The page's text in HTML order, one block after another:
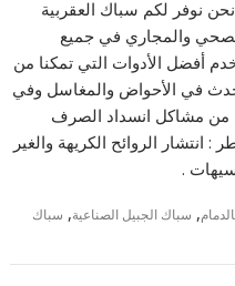
نحن نوفر لكم سباك العقربية
والمجاري في جميع
أفضل الأدوات التي تمكنا من
في الأحواض والمغاسل وفي
من مشاكل انسداد الصرف
الروائح الكريهة والغير
.
, سباك الجبيل الصناعية, سباك